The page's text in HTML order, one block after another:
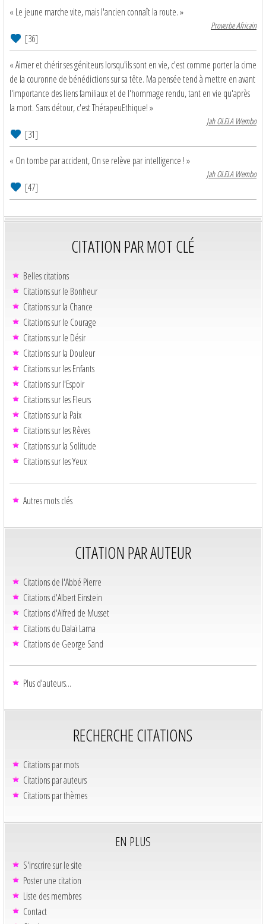
« Le jeune marche vite, mais l'ancien connaît la route. »
Proverbe Africain
[36]
« Aimer et chérir ses géniteurs lorsqu'ils sont en vie, c'est comme porter la cime
de la couronne de bénédictions sur sa tête. Ma pensée tend à mettre en avant
l'importance des liens familiaux et de l'hommage rendu, tant en vie qu'après
la mort. Sans détour, c'est ThérapeuEthique! »
Jah OLELA Wembo
[31]
« On tombe par accident, On se relève par intelligence ! »
Jah OLELA Wembo
[47]
CITATION PAR MOT CLÉ
Belles citations
Citations sur le Bonheur
Citations sur la Chance
Citations sur le Courage
Citations sur le Désir
Citations sur la Douleur
Citations sur les Enfants
Citations sur l'Espoir
Citations sur les Fleurs
Citations sur la Paix
Citations sur les Rêves
Citations sur la Solitude
Citations sur les Yeux
Autres mots clés
CITATION PAR AUTEUR
Citations de l'Abbé Pierre
Citations d'Albert Einstein
Citations d'Alfred de Musset
Citations du Dalaï Lama
Citations de George Sand
Plus d'auteurs...
RECHERCHE CITATIONS
Citations par mots
Citations par auteurs
Citations par thèmes
EN PLUS
S'inscrire sur le site
Poster une citation
Liste des membres
Contact